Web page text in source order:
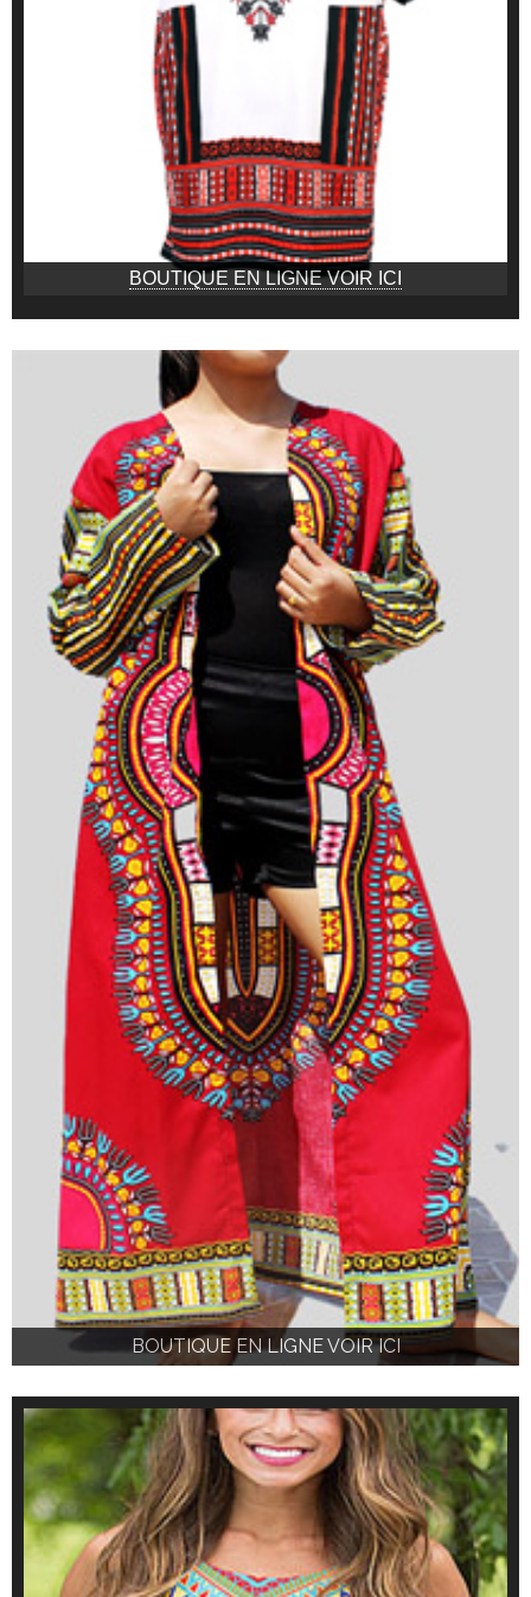
BOUTIQUE EN LIGNE VOIR ICI
BOUTIQUE EN LIGNE VOIR ICI